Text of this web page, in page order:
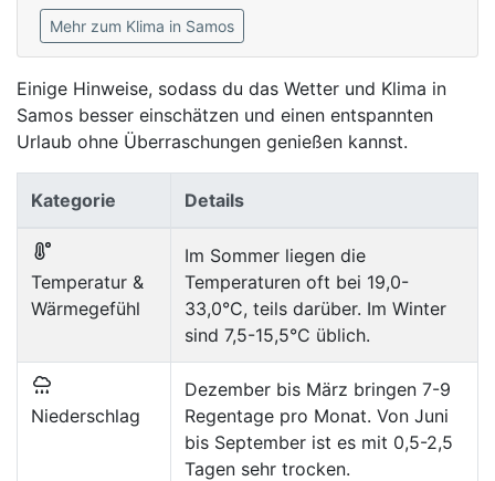
Mehr zum Klima in Samos
Einige Hinweise, sodass du das Wetter und Klima in
Samos besser einschätzen und einen entspannten
Urlaub ohne Überraschungen genießen kannst.
Kategorie Details
Temperatur &
Wärmegefühl
Im Sommer liegen die
Temperaturen oft bei 19,0-
33,0°C, teils darüber. Im Winter
sind 7,5-15,5°C üblich.
Niederschlag
Dezember bis März bringen 7-9
Regentage pro Monat. Von Juni
bis September ist es mit 0,5-2,5
Tagen sehr trocken.